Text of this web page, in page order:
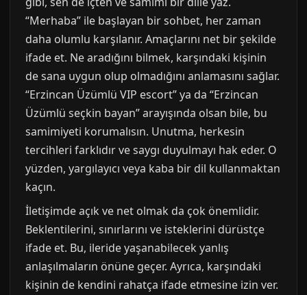
“Merhaba” ile başlayan bir sohbet, her zaman
daha olumlu karşılanır. Amaçlarını net bir şekilde
ifade et. Ne aradığını bilmek, karşındaki kişinin
de sana uygun olup olmadığını anlamasını sağlar.
“Erzincan Üzümlü VIP escort” ya da “Erzincan
Üzümlü seçkin bayan” arayışında olsan bile, bu
samimiyeti korumalısın. Unutma, herkesin
tercihleri farklıdır ve saygı duyulmayı hak eder. O
yüzden, yargılayıcı veya kaba bir dil kullanmaktan
kaçın.
İletişimde açık ve net olmak da çok önemlidir.
Beklentilerini, sınırlarını ve isteklerini dürüstçe
ifade et. Bu, ileride yaşanabilecek yanlış
anlaşılmaların önüne geçer. Ayrıca, karşındaki
kişinin de kendini rahatça ifade etmesine izin ver.